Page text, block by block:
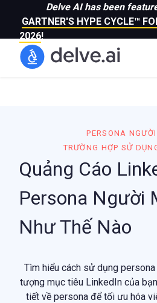
Delve AI has been
GARTNER'S HYPE CYCLE™
2026!
PERSONA
TRƯỜNG HỢP SỬ
Quảng Cáo
Persona Người
Như Thế Nào
Tìm hiểu cách sử dụng
tượng mục tiêu LinkedIn của
tiết về persona để tối ưu hóa